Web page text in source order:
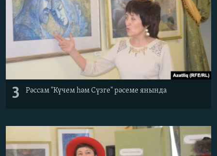
3 Рәссам "Күчем һәм Сүзге" рәсеме янында